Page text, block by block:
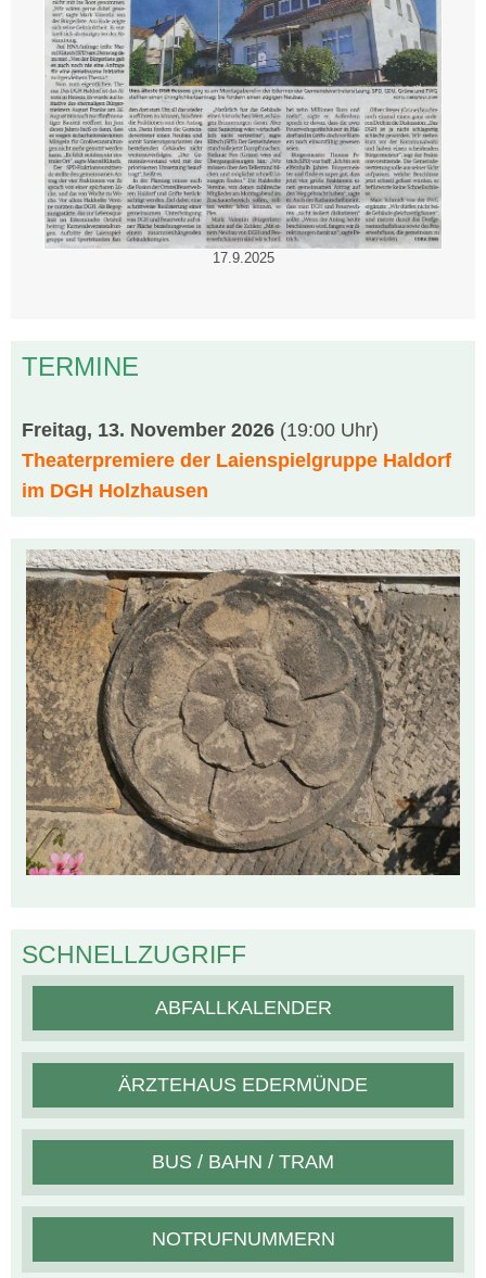
17.9.2025
TERMINE
Freitag, 13. November 2026 (19:00 Uhr)
Theaterpremiere der Laienspielgruppe Haldorf
im DGH Holzhausen
SCHNELLZUGRIFF
ABFALLKALENDER
ÄRZTEHAUS EDERMÜNDE
BUS / BAHN / TRAM
NOTRUFNUMMERN